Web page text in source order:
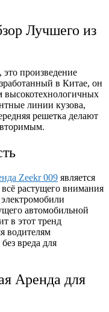
Лучшего из
это произведение
в Китае, он
высокотехнологичных
линии кузова,
решетка делают
Zeekr 009 является
растущего внимания
автомобильной
в этот тренд
водителям
вреда для
Аренда для